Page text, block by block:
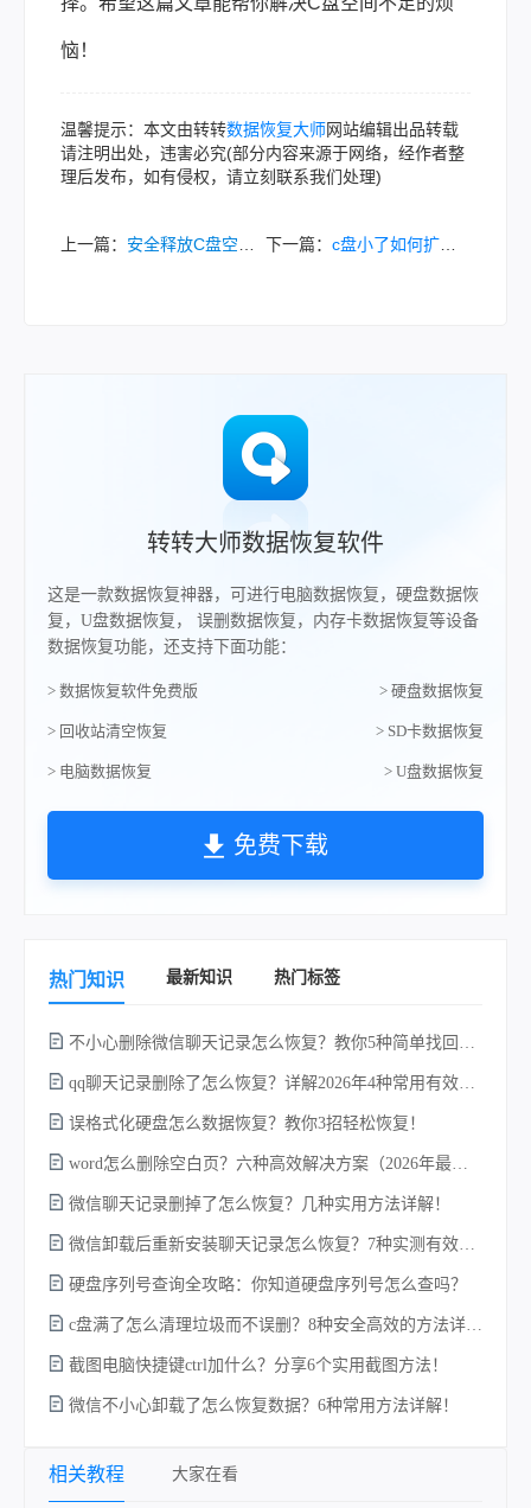
恼！
温馨提示：本文由转转数据恢复大师网站编辑出品转载
请注明出处，违害必究(部分内容来源于网络，经作者整
理后发布，如有侵权，请立刻联系我们处理)
上一篇： 安全释放C盘空间：你知道电脑c盘哪些文件可以删除吗？ 下一篇： c盘小了如何扩大？别慌！手把手教你安全扩大C盘空间!
转转大师数据恢复软件
这是一款数据恢复神器，可进行电脑数据恢复，硬盘数据恢
复，U盘数据恢复， 误删数据恢复，内存卡数据恢复等设备
数据恢复功能，还支持下面功能：
> 数据恢复软件免费版 > 硬盘数据恢复
> 回收站清空恢复 > SD卡数据恢复
> 电脑数据恢复 > U盘数据恢复
免费下载
热门知识 最新知识 热门标签
不小心删除微信聊天记录怎么恢复？教你5种简单找回的方法！
qq聊天记录删除了怎么恢复？详解2026年4种常用有效的方法（支持.db数据库提取）
误格式化硬盘怎么数据恢复？教你3招轻松恢复！
word怎么删除空白页？六种高效解决方案（2026年最新实操指南）！
微信聊天记录删掉了怎么恢复？几种实用方法详解！
微信卸载后重新安装聊天记录怎么恢复？7种实测有效的恢复方案详解！
硬盘序列号查询全攻略：你知道硬盘序列号怎么查吗？
c盘满了怎么清理垃圾而不误删？8种安全高效的方法详解+误删恢复指南！
截图电脑快捷键ctrl加什么？分享6个实用截图方法！
微信不小心卸载了怎么恢复数据？6种常用方法详解！
相关教程 大家在看